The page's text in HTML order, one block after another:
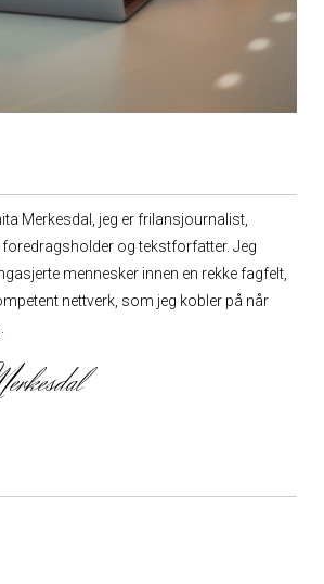
Merkesdal, jeg er frilansjournalist,
og tekstforfatter. Jeg
mennesker innen en rekke fagfelt,
nettverk, som jeg kobler på når